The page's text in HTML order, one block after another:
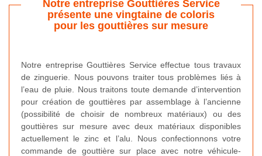
Notre entreprise Gouttières Service
présente une vingtaine de coloris
pour les gouttières sur mesure
Notre entreprise Gouttières Service effectue tous travaux
de zinguerie. Nous pouvons traiter tous problèmes liés à
l’eau de pluie. Nous traitons toute demande d’intervention
pour création de gouttières par assemblage à l’ancienne
(possibilité de choisir de nombreux matériaux) ou des
gouttières sur mesure avec deux matériaux disponibles
actuellement le zinc et l’alu. Nous confectionnons votre
commande de gouttière sur place avec notre véhicule-